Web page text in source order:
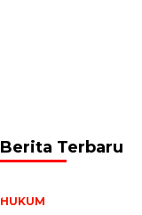
Berita Terbaru
HUKUM